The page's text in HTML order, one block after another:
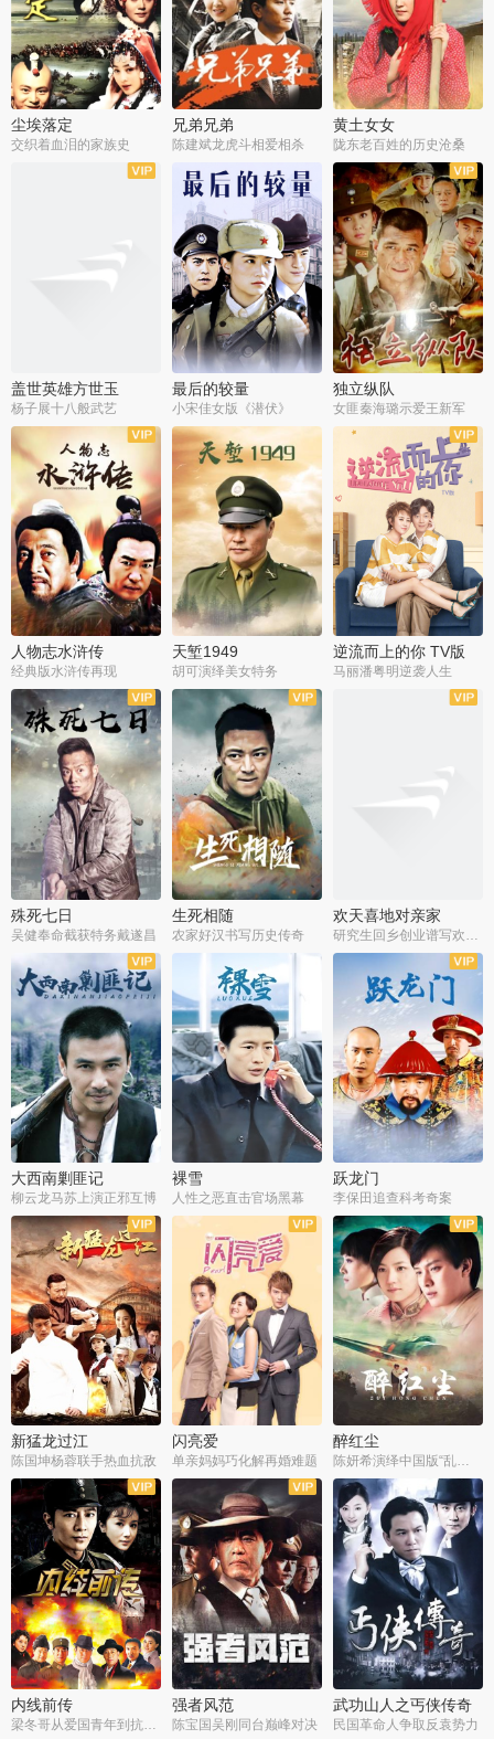
尘埃落定
交织着血泪的家族史
兄弟兄弟
陈建斌龙虎斗相爱相杀
黄土女女
陇东老百姓的历史沧桑
盖世英雄方世玉
杨子展十八般武艺
全28集
最后的较量
小宋佳女版《潜伏》
全44集
独立纵队
女匪秦海璐示爱王新军
全40集
人物志水浒传
经典版水浒传再现
全30集
天堑1949
胡可演绎美女特务
全43集
逆流而上的你 TV版
马丽潘粤明逆袭人生
全34集
殊死七日
吴健奉命截获特务戴遂昌
全21集
生死相随
农家好汉书写历史传奇
欢天喜地对亲家
大西南剿匪记
柳云龙马苏上演正邪互博
全21集
裸雪
人性之恶直击官场黑幕
全30集
跃龙门
李保田追查科考奇案
全36集
新猛龙过江
陈国坤杨蓉联手热血抗敌
全37集
闪亮爱
单亲妈妈巧化解再婚难题
全30集
醉红尘
陈妍希演绎中国版“乱世佳人”
全30集
内线前传
全30集
强者风范
陈宝国吴刚同台巅峰对决
全30集
武功山人之丐侠传奇
民国革命人争取反袁势力